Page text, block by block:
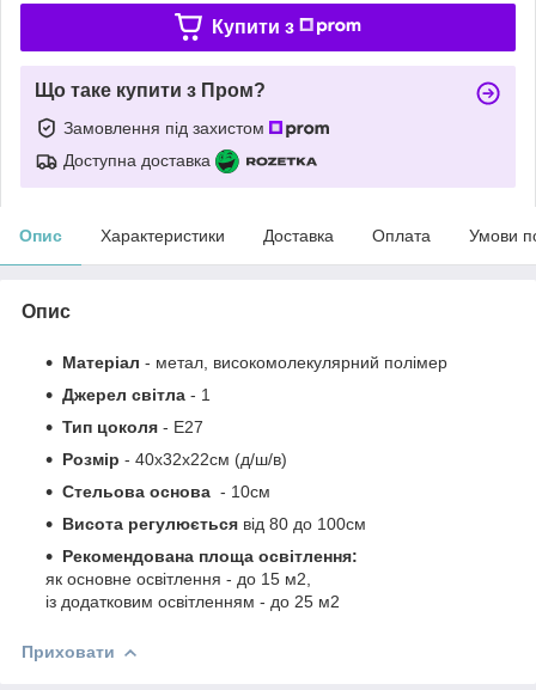
Купити з
Що таке купити з Пром?
Замовлення під захистом
Доступна доставка
Опис Характеристики Доставка Оплата Умови
Опис
Матеріал - метал, високомолекулярний полімер
Джерел світла - 1
Тип цоколя - Е27
Розмір - 40х32х22см (д/ш/в)
Стельова основа - 10см
Висота регулюється від 80 до 100см
Рекомендована площа освітлення:
як основне освітлення - до 15 м2,
із додатковим освітленням - до 25 м2
Приховати